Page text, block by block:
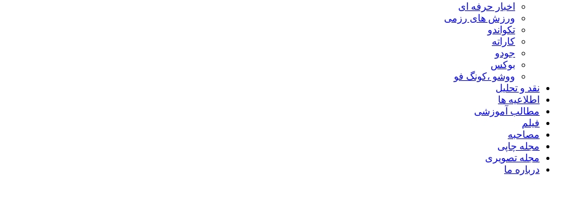
اخبار حرفه ای
ورزش های رزمی
تکواندو
کاراته
جودو
بوکس
ووشو ،کونگ فو
نقد و تحلیل
اطلاعیه ها
مطالب آموزشی
فیلم
مصاحبه
مجله چاپی
مجله تصویری
درباره ما